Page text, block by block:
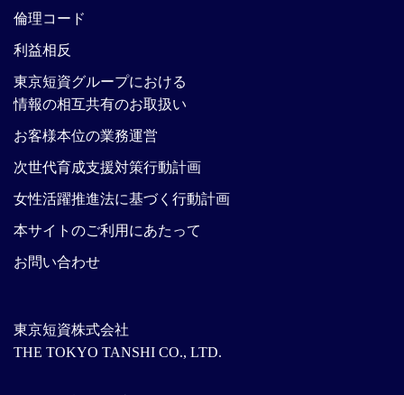
東京短資株式会社
THE TOKYO TANSHI CO., LTD.
倫理コード
利益相反
東京短資グループにおける
情報の相互共有のお取扱い
お客様本位の業務運営
次世代育成支援対策行動計画
女性活躍推進法に基づく行動計画
本サイトのご利用にあたって
お問い合わせ